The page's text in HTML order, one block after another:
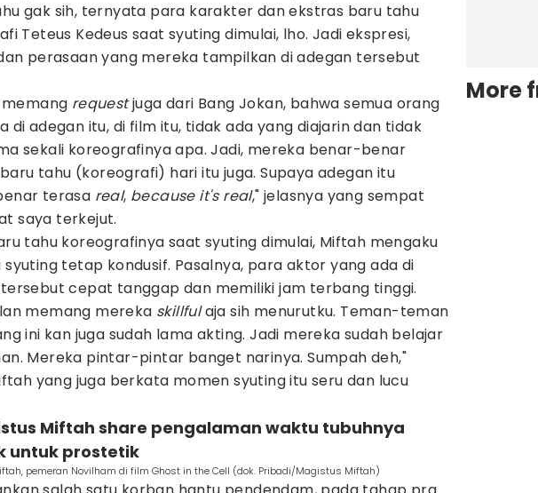
gak sih, ternyata para karakter dan ekstras baru tahu
Teteus Kedeus saat syuting dimulai, lho. Jadi ekspresi,
perasaan yang mereka tampilkan di adegan tersebut
requestjuga dari Bang Jokan, bahwa semua orang
di adegan itu, di film itu, tidak ada yang diajarin dan tidak
sekali koreografinya apa. Jadi, mereka benar-benar
baru tahu (koreografi) hari itu juga. Supaya adegan itu
terasa real, because it's real," jelasnya yang sempat
saya terkejut.
tahu koreografinya saat syuting dimulai, Miftah mengaku
syuting tetap kondusif. Pasalnya, para aktor yang ada di
cepat tanggap dan memiliki jam terbang tinggi.
memang mereka skillfulaja sih menurutku. Teman-teman
ini kan juga sudah lama akting. Jadi mereka sudah belajar
Mereka pintar-pintar banget narinya. Sumpah deh,"
yang juga berkata momen syuting itu seru dan lucu
Miftah share pengalaman waktu tubuhnya
untuk prostetik
pemeran Novilham di film Ghost in the Cell (dok. Pribadi/Magistus Miftah)
More